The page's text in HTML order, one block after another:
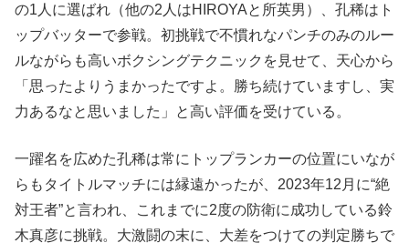
の1人に選ばれ（他の2人はHIROYAと所英男）、孔稀はト
ップバッターで参戦。初挑戦で不慣れなパンチのみのルー
ルながらも高いボクシングテクニックを見せて、天心から
「思ったよりうまかったですよ。勝ち続けていますし、実
力あるなと思いました」と高い評価を受けている。
一躍名を広めた孔稀は常にトップランカーの位置にいなが
らもタイトルマッチには縁遠かったが、2023年12月に“絶
対王者”と言われ、これまでに2度の防衛に成功している鈴
木真彦に挑戦。大激闘の末に、大差をつけての判定勝ちで